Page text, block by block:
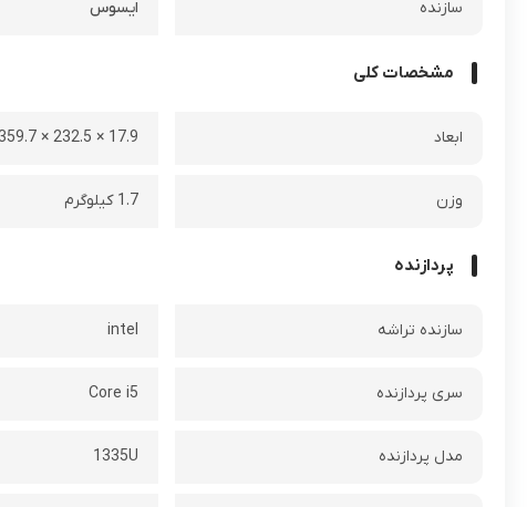
سازنده ایسوس
مشخصات کلی
ابعاد 17.9 × 232.5 × 359.7 میلی‌ متر
وزن 1.7 کیلوگرم
پردازنده
سازنده تراشه intel
سری پردازنده Core i5
مدل پردازنده 1335U